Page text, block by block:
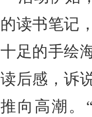
的读书笔记
十足的手绘
读后感，诉
推向高潮。